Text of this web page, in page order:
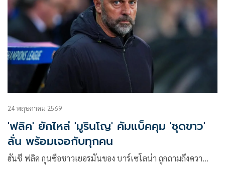
24 พฤษภาคม 2569
'ฟลิค' ยักไหล่ 'มูรินโญ' คัมแบ็คคุม 'ชุดขาว'
ลั่น พร้อมเจอกับทุกคน
ฮันซี ฟลิค กุนซือชาวเยอรมันของ บาร์เซโลน่า ถูกถามถึงควา…